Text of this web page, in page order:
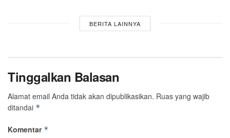
BERITA LAINNYA
Tinggalkan Balasan
Alamat email Anda tidak akan dipublikasikan. Ruas yang wajib
ditandai *
Komentar *